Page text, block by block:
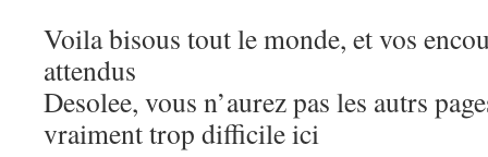
Voila bisous tout le monde, et vos
attendus
Desolee, vous n’aurez pas les autrs
vraiment trop difficile ici